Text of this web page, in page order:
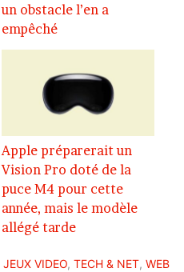
un obstacle l’en a
empêché
Apple préparerait un
Vision Pro doté de la
puce M4 pour cette
année, mais le modèle
allégé tarde
JEUX VIDEO, TECH & NET, WEB